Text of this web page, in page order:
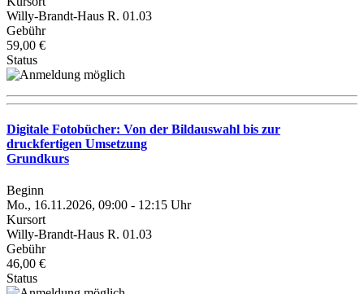
Willy-Brandt-Haus R. 01.03
Gebühr
59,00 €
Status
Digitale Fotobücher: Von der Bildauswahl bis zur
druckfertigen Umsetzung
Grundkurs
Beginn
Mo., 16.11.2026, 09:00 - 12:15 Uhr
Kursort
Willy-Brandt-Haus R. 01.03
Gebühr
46,00 €
Status